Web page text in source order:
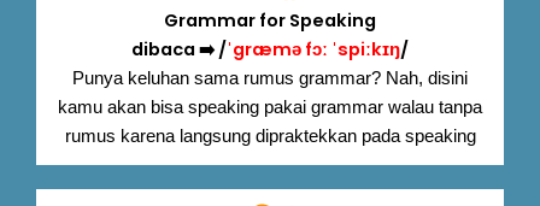
Grammar for Speaking
dibaca ➡️ /ˈgræmə fɔː ˈspiːkɪŋ/
Punya keluhan sama rumus grammar? Nah, disini
kamu akan bisa speaking pakai grammar walau tanpa
rumus karena langsung dipraktekkan pada speaking